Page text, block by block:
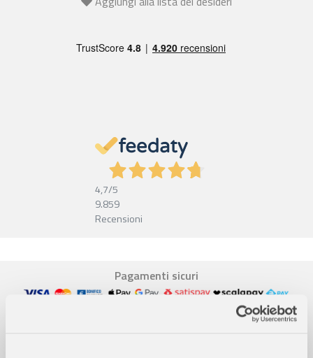
4,7/5
9.859
Recensioni
Pagamenti sicuri